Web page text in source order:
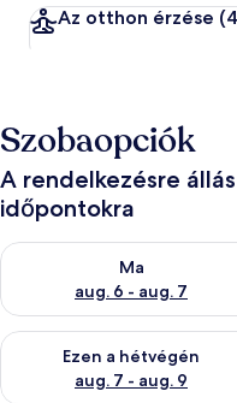
Az otthon érzése
Szobaopciók
A rendelkezésre
időpontokra
Ma
aug. 6 - aug. 7
A ma esti rendelkezésre
Ezen a hétvégén
aug. 7 - aug. 9
A mostani hétvégi